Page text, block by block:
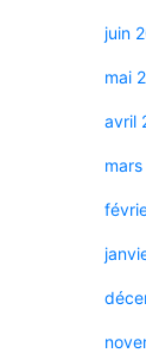
juin
mai
avril
mars